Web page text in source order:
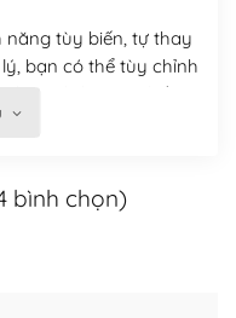
năng tùy biến, tự thay
bạn có thể tùy chỉnh
dụng dịch vụ tại bất
bình chọn)